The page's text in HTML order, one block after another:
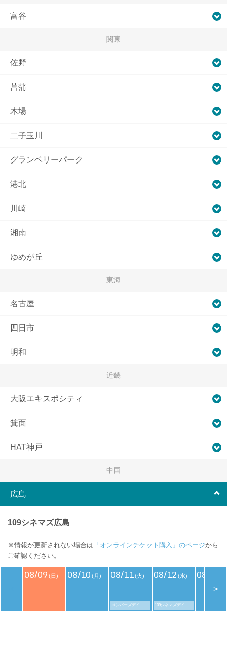
富谷
関東
佐野
菖蒲
木場
二子玉川
グランベリーパーク
港北
川崎
湘南
ゆめが丘
東海
名古屋
四日市
明和
近畿
大阪エキスポシティ
箕面
HAT神戸
中国
広島
109シネマズ広島
※情報が更新されない場合は 「オンラインチケット購入」のページから
ご確認ください。
08/09 (日) 08/10 (月) 08/11(火)
メンバーズデイ
08/12 (水)
109シネマズデイ
08/13
>